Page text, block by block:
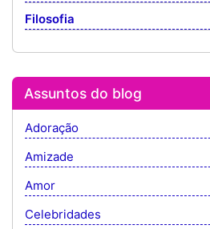
Filosofia
Assuntos do blog
Adoração
Amizade
Amor
Celebridades